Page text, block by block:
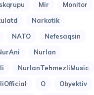
Mir
Monitor
Narkotik
NATO
Nefesaqsin
Nurlan
NurlanTehmezliMusic
O Obyektiv